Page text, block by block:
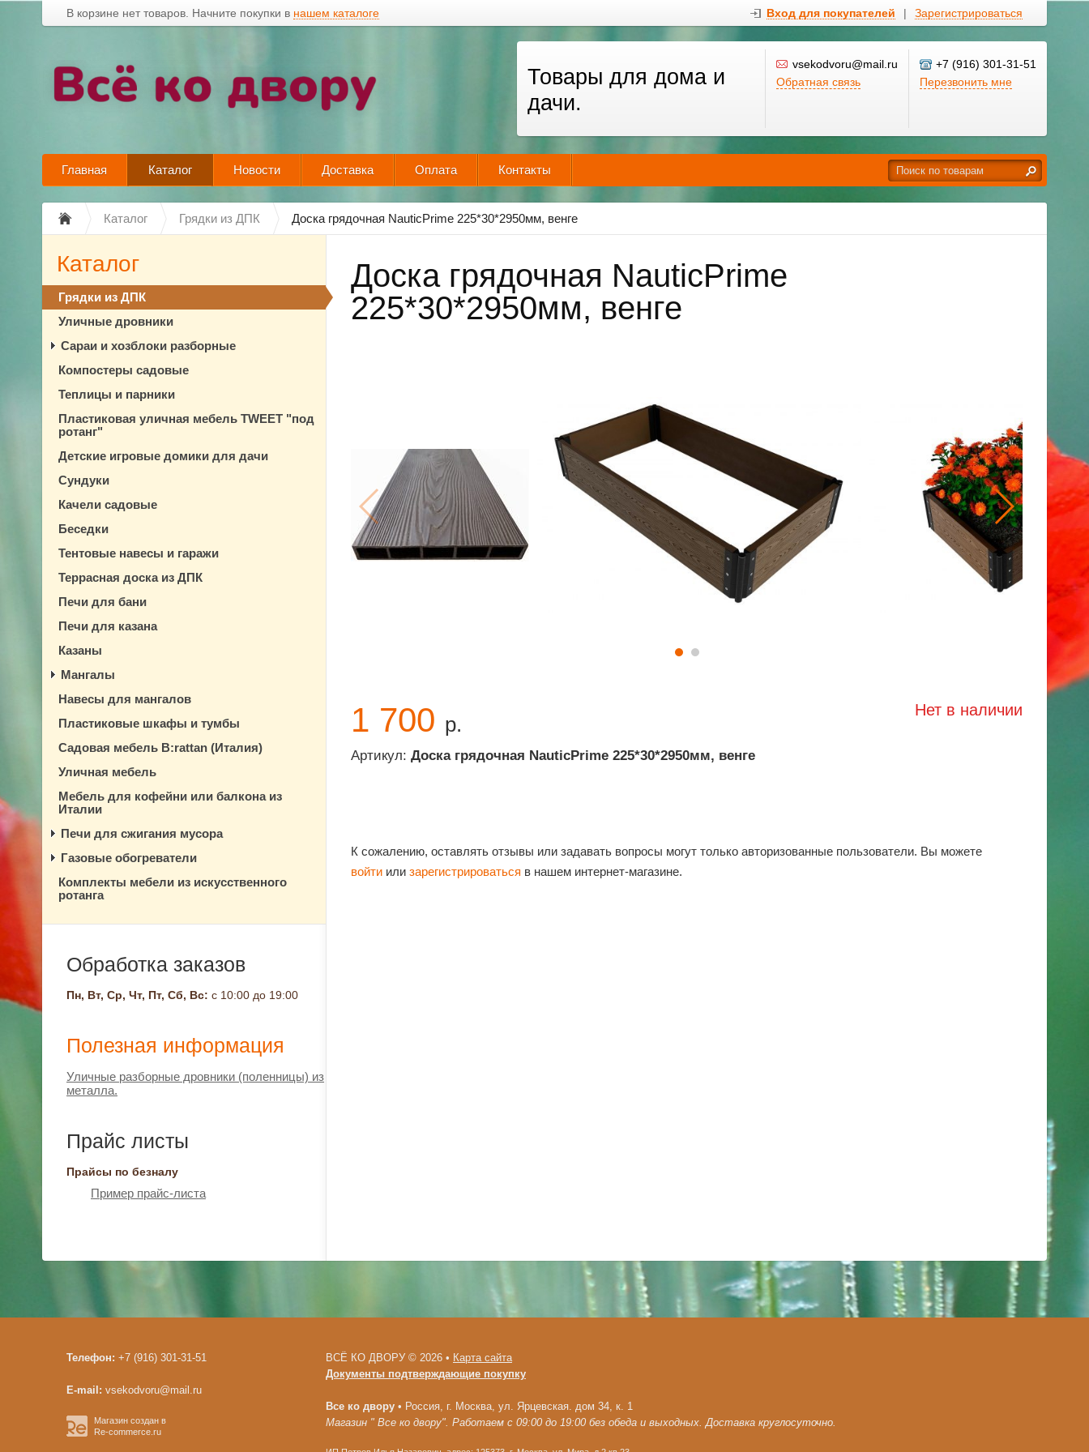
В корзине нет товаров. Начните покупки в нашем каталоге Вход для покупателей | Зарегистрироваться
Товары для дома и
дачи.
vsekodvoru@mail.ru
Обратная связь
+7 (916) 301-31-51
Перезвонить мне
Главная Каталог Новости Доставка Оплата Контакты
Каталог Грядки из ДПК Доска грядочная NauticPrime 225*30*2950мм, венге
Доска грядочная NauticPrime
225*30*2950мм, венге
1 700 р.
Артикул: Доска грядочная NauticPrime 225*30*2950мм, венге
Нет в наличии
К сожалению, оставлять отзывы или задавать вопросы могут только авторизованные пользователи. Вы можете
войти или зарегистрироваться в нашем интернет-магазине.
Каталог
Грядки из ДПК
Уличные дровники
Сараи и хозблоки разборные
Компостеры садовые
Теплицы и парники
Пластиковая уличная мебель TWEET "под
ротанг"
Детские игровые домики для дачи
Сундуки
Качели садовые
Беседки
Тентовые навесы и гаражи
Террасная доска из ДПК
Печи для бани
Печи для казана
Казаны
Мангалы
Навесы для мангалов
Пластиковые шкафы и тумбы
Садовая мебель B:rattan (Италия)
Уличная мебель
Мебель для кофейни или балкона из
Италии
Печи для сжигания мусора
Газовые обогреватели
Комплекты мебели из искусственного
ротанга
Обработка заказов
Пн, Вт, Ср, Чт, Пт, Сб, Вс: с 10:00 до 19:00
Полезная информация
Уличные разборные дровники (поленницы) из
металла.
Прайс листы
Прайсы по безналу
Пример прайс-листа
Телефон: +7 (916) 301-31-51
E-mail: vsekodvoru@mail.ru
Магазин создан в
Re-commerce.ru
ВСЁ КО ДВОРУ © 2026 • Карта сайта
Документы подтверждающие покупку
Все ко двору • Россия, г. Москва, ул. Ярцевская. дом 34, к. 1
Магазин " Все ко двору". Работаем с 09:00 до 19:00 без обеда и выходных. Доставка круглосуточно.